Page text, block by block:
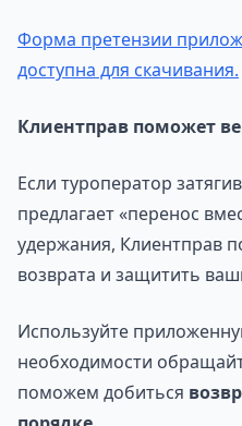
Форма претензии
доступна для скачивания.
Клиентправ поможет
Если туроператор
предлагает «перенос
удержания, Клиентправ
возврата и защитить
Используйте
необходимости
поможем добиться